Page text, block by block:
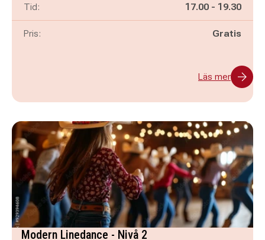
Tid: Pågår mellan
17.00 - och
19.30
Pris: Gratis
Läs mer
Modern Linedance - Nivå 2